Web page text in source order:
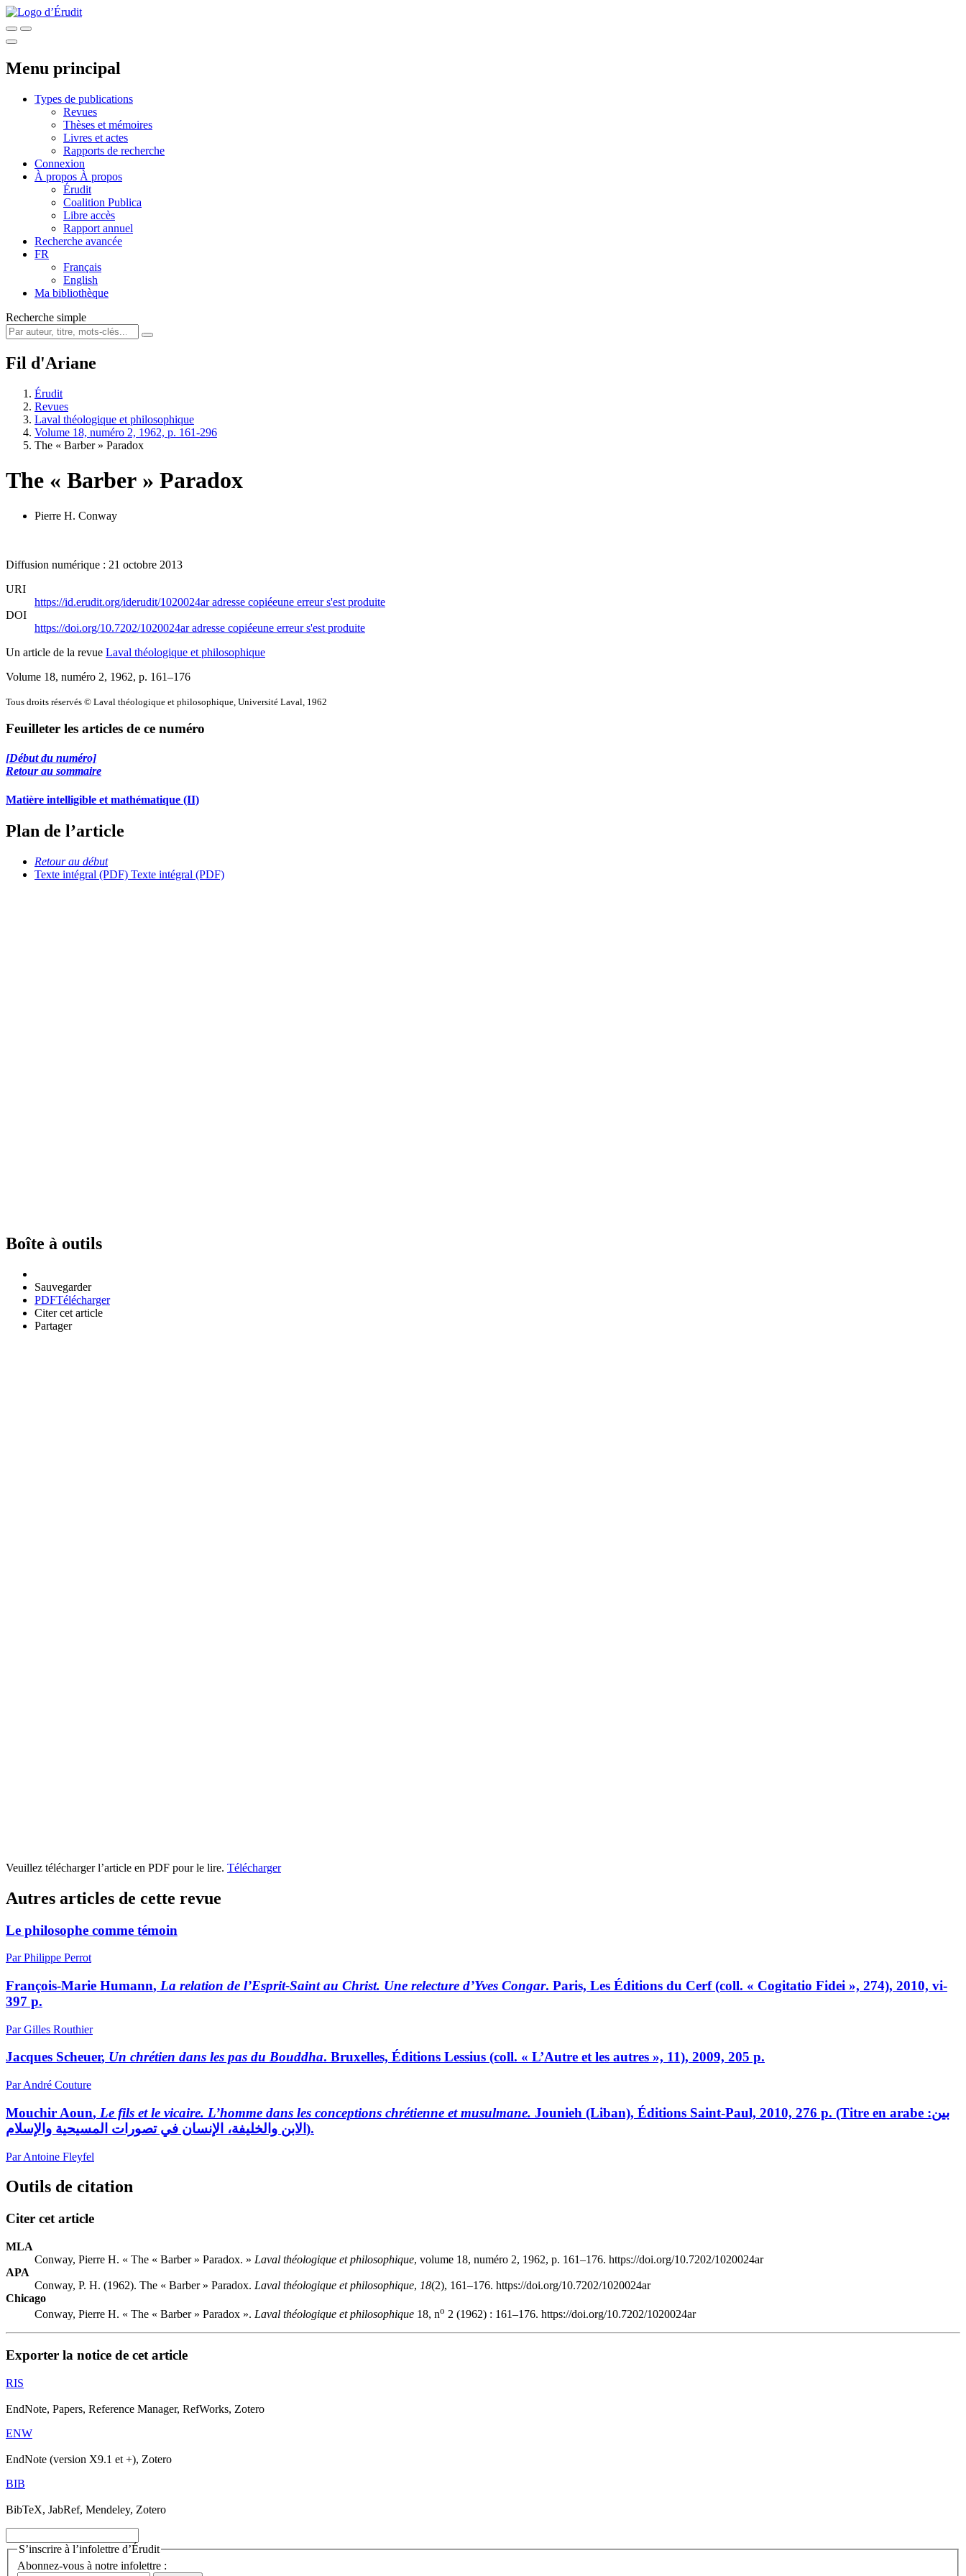
Menu principal
Types de publications
Revues
Thèses et mémoires
Livres et actes
Rapports de recherche
Connexion
À propos À propos
Érudit
Coalition Publica
Libre accès
Rapport annuel
Recherche avancée
FR
Français
English
Ma bibliothèque
Recherche simple
Fil d'Ariane
Érudit
Revues
Laval théologique et philosophique
Volume 18, numéro 2, 1962, p. 161-296
The « Barber » Paradox
The « Barber » Paradox
Pierre H. Conway
Diffusion numérique : 21 octobre 2013
URI
https://id.erudit.org/iderudit/1020024aradresse copiéeune erreur s'est produite
DOI
https://doi.org/10.7202/1020024aradresse copiéeune erreur s'est produite
Un article de la revue Laval théologique et philosophique
Volume 18, numéro 2, 1962, p. 161–176
Tous droits réservés © Laval théologique et philosophique, Université Laval, 1962
Feuilleter les articles de ce numéro
[Début du numéro]
Retour au sommaire
Matière intelligible et mathématique (II)
Plan de l’article
Retour au début
Texte intégral (PDF) Texte intégral (PDF)
Boîte à outils
Sauvegarder
PDFTélécharger
Citer cet article
Partager
Veuillez télécharger l’article en PDF pour le lire. Télécharger
Autres articles de cette revue
Le philosophe comme témoin
Par Philippe Perrot
François-Marie Humann, La relation de l’Esprit-Saint au Christ. Une relecture d’Yves Congar. Paris, Les Éditions du Cerf (coll. « Cogitatio Fidei », 274), 2010, vi-
397 p.
Par Gilles Routhier
Jacques Scheuer, Un chrétien dans les pas du Bouddha. Bruxelles, Éditions Lessius (coll. « L’Autre et les autres », 11), 2009, 205 p.
Par André Couture
Mouchir Aoun, Le fils et le vicaire. L’homme dans les conceptions chrétienne et musulmane. Jounieh (Liban), Éditions Saint-Paul, 2010, 276 p. (Titre en arabe :بين
الابن والخليفة، الإنسان في تصورات المسيحية والإسلام).
Par Antoine Fleyfel
Outils de citation
Citer cet article
MLA
Conway, Pierre H. « The « Barber » Paradox. » Laval théologique et philosophique, volume 18, numéro 2, 1962, p. 161–176. https://doi.org/10.7202/1020024ar
APA
Conway, P. H. (1962). The « Barber » Paradox. Laval théologique et philosophique, 18(2), 161–176. https://doi.org/10.7202/1020024ar
Chicago
Conway, Pierre H. « The « Barber » Paradox ». Laval théologique et philosophique 18, no 2 (1962) : 161–176. https://doi.org/10.7202/1020024ar
Exporter la notice de cet article
RIS
EndNote, Papers, Reference Manager, RefWorks, Zotero
ENW
EndNote (version X9.1 et +), Zotero
BIB
BibTeX, JabRef, Mendeley, Zotero
S’inscrire à l’infolettre d’Érudit
Abonnez-vous à notre infolettre :